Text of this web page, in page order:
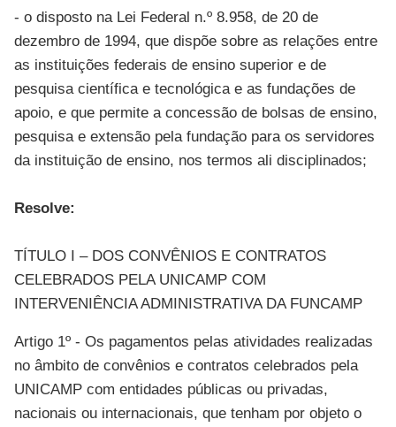
- o disposto na Lei Federal n.º 8.958, de 20 de
dezembro de 1994, que dispõe sobre as relações entre
as instituições federais de ensino superior e de
pesquisa científica e tecnológica e as fundações de
apoio, e que permite a concessão de bolsas de ensino,
pesquisa e extensão pela fundação para os servidores
da instituição de ensino, nos termos ali disciplinados;
Resolve:
TÍTULO I – DOS CONVÊNIOS E CONTRATOS
CELEBRADOS PELA UNICAMP COM
INTERVENIÊNCIA ADMINISTRATIVA DA FUNCAMP
Artigo 1º - Os pagamentos pelas atividades realizadas
no âmbito de convênios e contratos celebrados pela
UNICAMP com entidades públicas ou privadas,
nacionais ou internacionais, que tenham por objeto o